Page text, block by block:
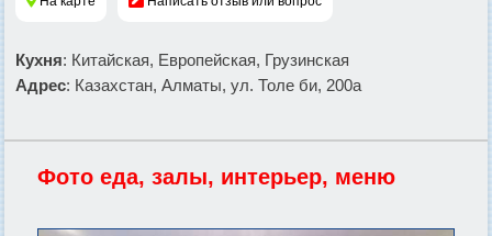
Кухня: Китайская, Европейская, Грузинская
Адрес: Казахстан, Алматы, ул. Толе би, 200а
Фото еда, залы, интерьер, меню